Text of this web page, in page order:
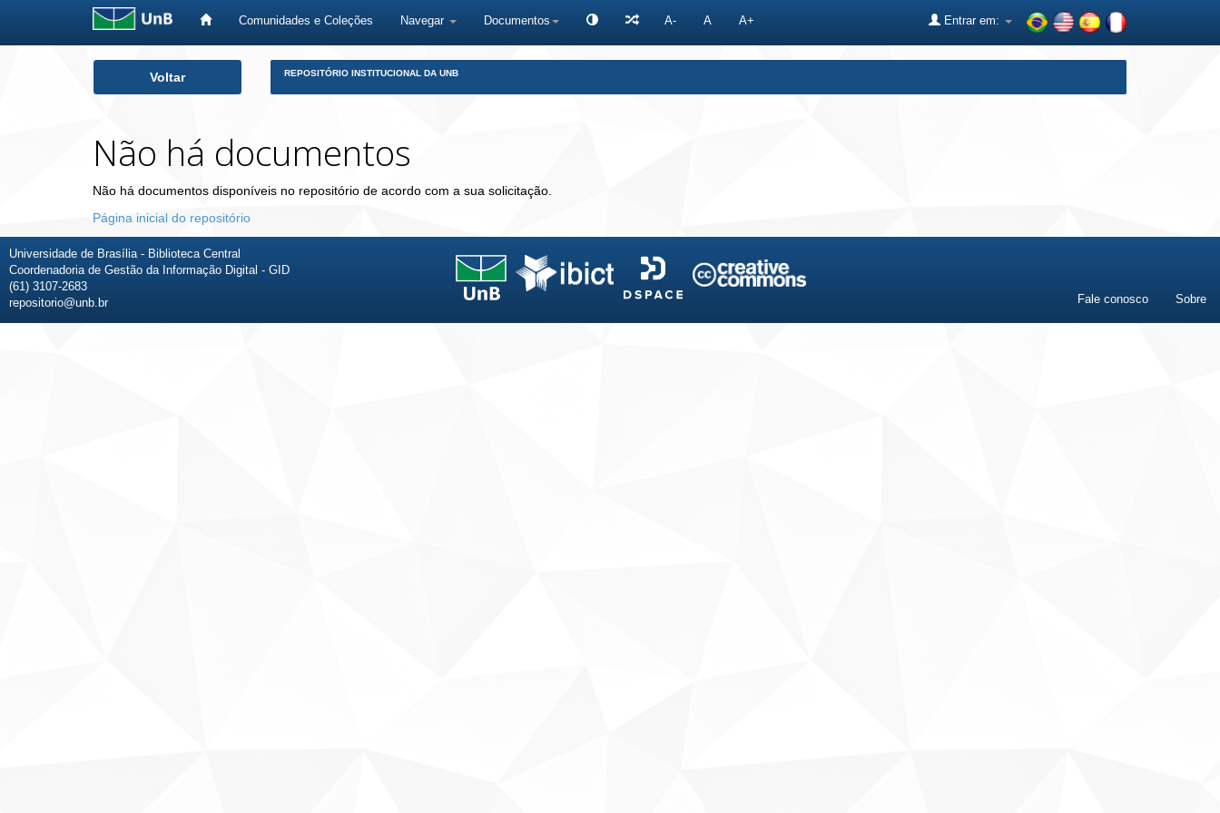
Comunidades e Coleções Navegar Documentos A- A A+ Entrar em:
Voltar REPOSITÓRIO INSTITUCIONAL DA UNB
Não há documentos
Não há documentos disponíveis no repositório de acordo com a sua solicitação.
Página inicial do repositório
Universidade de Brasília - Biblioteca Central
Coordenadoria de Gestão da Informação Digital - GID
(61) 3107-2683
repositorio@unb.br
Fale conosco Sobre